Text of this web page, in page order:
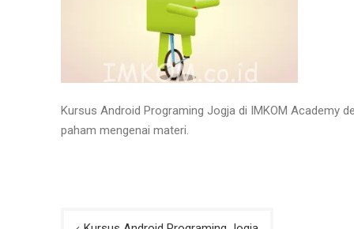
Kursus Android Programing Jogja di IMKOM Academy
paham mengenai materi.
Post